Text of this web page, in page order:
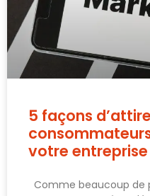
5 façons
votre entreprise
Comme beaucoup de